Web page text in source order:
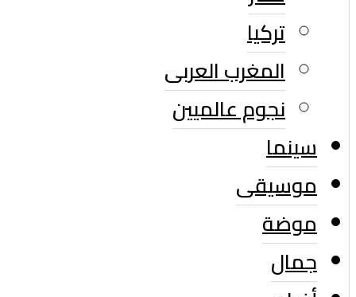
تركيا
المغرب العربى
نجوم عالميين
سينما
موسيقى
موضة
جمال